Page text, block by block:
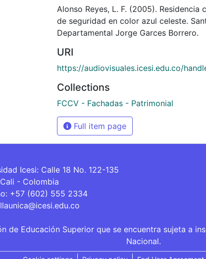
Alonso Reyes, L. F. (2005).
de seguridad en color azul celeste.
Departamental Jorge Garces Borrero.
URI
https://audiovisuales.icesi.edu.co/
Collections
FCCV - Fachadas - Patrimonial
Full item page
Icesi: Calle 18 No. 122-135
- Colombia
+57 (602) 555 2334
de Educación Superior que se encuentra sujeta a
Nacional.